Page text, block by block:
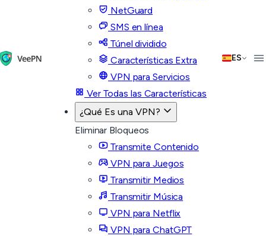
NetGuard
SMS en línea
Túnel dividido
Características Extra
VPN para Servicios
Ver Todas las Características
¿Qué Es una VPN?
Eliminar Bloqueos
Transmite Contenido
VPN para Juegos
Transmitir Medios
Transmitir Música
VPN para Netflix
VPN para ChatGPT
ES